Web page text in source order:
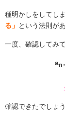
種明かしをしてしま
る」 という法則が
一度、確認してみ
an
確認できたでしょう